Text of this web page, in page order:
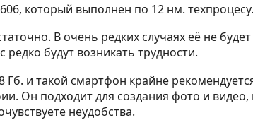
который выполнен по 12 нм. техпроцесу.
В очень редких случаях её не будет
будут возникать трудности.
и такой смартфон крайне
Он подходит для создания фото и видео,
неудобства.